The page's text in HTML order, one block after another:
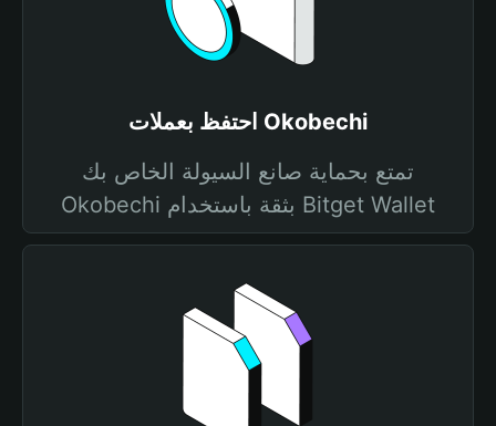
احتفظ بعملات Okobechi
تمتع بحماية صانع السيولة الخاص بك
Okobechi بثقة باستخدام Bitget Wallet